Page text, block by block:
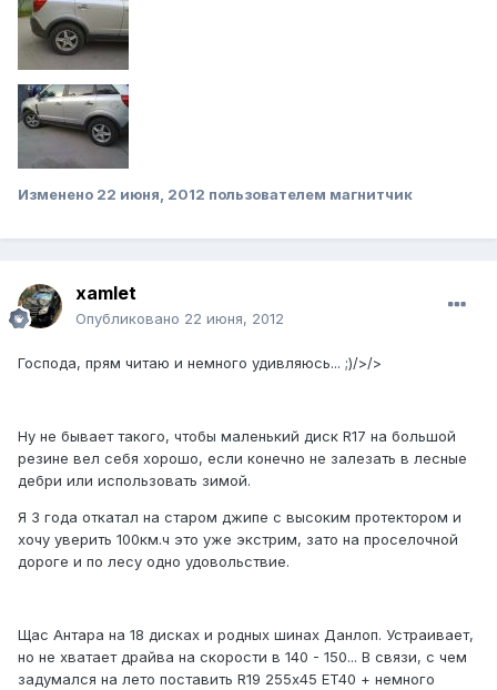
Изменено 22 июня, 2012 пользователем магнитчик
xamlet
Опубликовано 22 июня, 2012
Господа, прям читаю и немного удивляюсь... ;)/>/>
Ну не бывает такого, чтобы маленький диск R17 на большой
резине вел себя хорошо, если конечно не залезать в лесные
дебри или использовать зимой.
Я 3 года откатал на старом джипе с высоким протектором и
хочу уверить 100км.ч это уже экстрим, зато на проселочной
дороге и по лесу одно удовольствие.
Щас Антара на 18 дисках и родных шинах Данлоп. Устраивает,
но не хватает драйва на скорости в 140 - 150... В связи, с чем
задумался на лето поставить R19 255х45 ET40 + немного